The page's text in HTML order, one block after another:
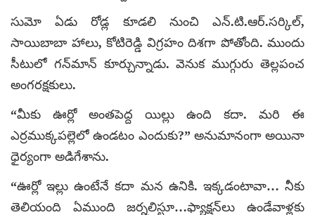
సుమో ఏడు రోడ్ల కూడలి నుంచి ఎన్.టి.ఆర్.సర్కిల్,
సాయిబాబా హాలు, కోటిరెడ్డి విగ్రహం దిశగా పోతోంది. ముందు
సీటులో గన్‌మాన్ కూర్చున్నాడు. వెనుక ముగ్గురు తెల్లపంచ
అంగరక్షకులు.
“మీకు ఊర్లో అంతపెద్ద యిల్లు ఉంది కదా. మరి ఈ
ఎర్రముక్కపల్లెలో ఉండటం ఎందుకు?” అనుమానంగా అయినా
ధైర్యంగా అడిగేశాను.
“ఊర్లో ఇల్లు ఉంటేనే కదా మన ఉనికి. ఇక్కడంటావా… నీకు
తెలియంది ఏముంది జర్నలిస్టూ…ఫ్యాక్షన్‌లు ఉండేవాళ్లకు